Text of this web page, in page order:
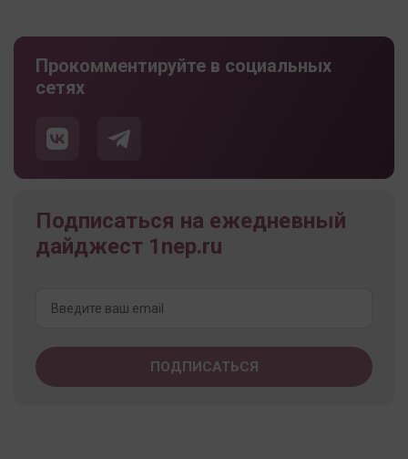
Прокомментируйте в социальных
сетях
Подписаться на ежедневный
дайджест 1nep.ru